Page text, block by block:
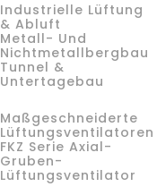
Industrielle Lüftung
& Abluft
Metall- Und
Nichtmetallbergbau
Tunnel &
Untertagebau
Maßgeschneiderte
Lüftungsventilatoren
FKZ Serie Axial-
Gruben-
Lüftungsventilator